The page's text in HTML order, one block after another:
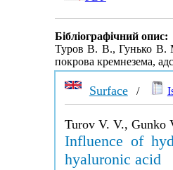
Бібліографічний опис:
Туров В. В., Гунько В.
покрова кремнезема,
Surface/
Turov V. V., Gunko
Influence of
hyaluronic acid